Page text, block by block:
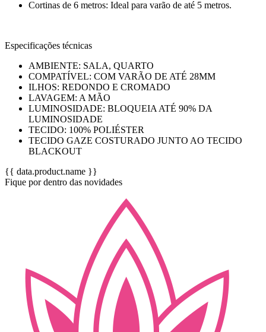
Cortinas de 6 metros: Ideal para varão de até 5 metros.
Especificações técnicas
AMBIENTE: SALA, QUARTO
COMPATÍVEL: COM VARÃO DE ATÉ 28MM
ILHOS: REDONDO E CROMADO
LAVAGEM: A MÃO
LUMINOSIDADE: BLOQUEIA ATÉ 90% DA
LUMINOSIDADE
TECIDO: 100% POLIÉSTER
TECIDO GAZE COSTURADO JUNTO AO TECIDO
BLACKOUT
{{ data.product.name }}
Fique por dentro das novidades